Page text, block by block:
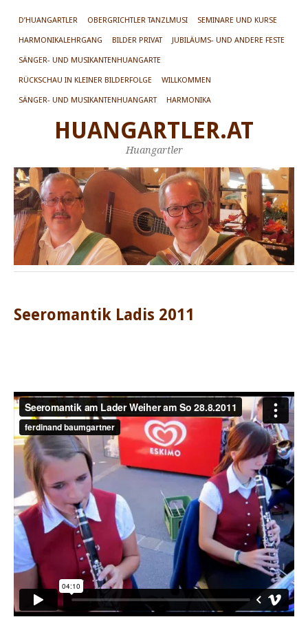
D’HUANGARTLER OBERGRICHTLER TANZLMUSI SEMINARE UND KURSE
HARMONIKALEHRGANG BILDER PRIVAT JUBILÄUMS- UND ANDERE FESTE
SÄNGER- UND MUSIKANTENHUANGARTE
RÜCKSCHAU IN KLEINER BILDERFOLGE WILLKOMMEN
SÄNGER- UND MUSIKANTENHUANGART HARMONIKA
HUANGARTLER.AT
Huangartler
Seeromantik Ladis 2011